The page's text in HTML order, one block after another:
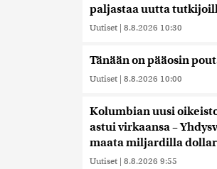
paljastaa uutta
Uutiset | 8.8.2026 10:30
Tänään on pääosin
Uutiset | 8.8.2026 10:00
Kolumbian uusi
astui virkaansa –
maata miljardilla
Uutiset | 8.8.2026 9:55